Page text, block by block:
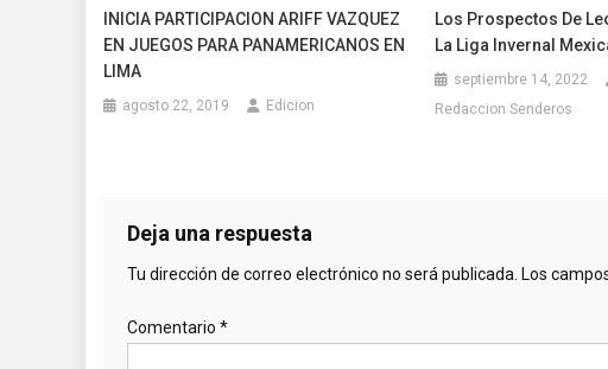
INICIA PARTICIPACION ARIFF VAZQUEZ
EN JUEGOS PARA PANAMERICANOS EN
LIMA
agosto 22, 2019 Edicion
Los Prospectos De
La Liga Invernal
septiembre 14, 2022
Redaccion Senderos
Deja una respuesta
Tu dirección de correo electrónico no será publicada. Los
Comentario *